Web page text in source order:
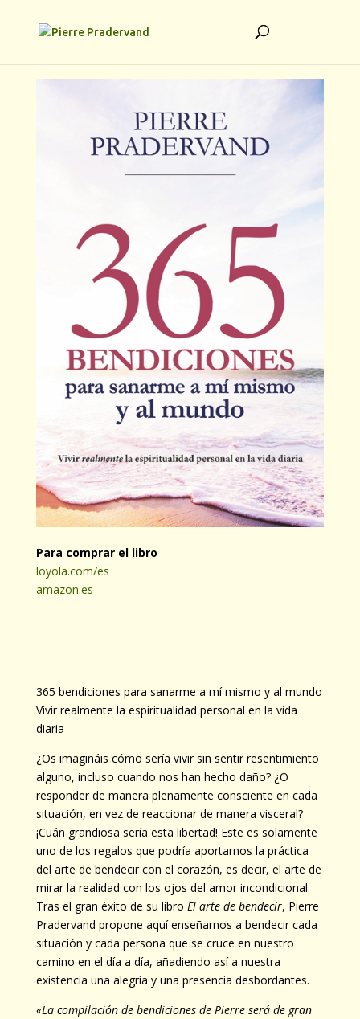
Para comprar el libro
loyola.com/es
amazon.es
365 bendiciones para sanarme a mí mismo y al mundo
Vivir realmente la espiritualidad personal en la vida
diaria
¿Os imagináis cómo sería vivir sin sentir resentimiento
alguno, incluso cuando nos han hecho daño? ¿O
responder de manera plenamente consciente en cada
situación, en vez de reaccionar de manera visceral?
¡Cuán grandiosa sería esta libertad! Este es solamente
uno de los regalos que podría aportarnos la práctica
del arte de bendecir con el corazón, es decir, el arte de
mirar la realidad con los ojos del amor incondicional.
Tras el gran éxito de su libro El arte de bendecir, Pierre
Pradervand propone aquí enseñarnos a bendecir cada
situación y cada persona que se cruce en nuestro
camino en el día a día, añadiendo así a nuestra
existencia una alegría y una presencia desbordantes.
«La compilación de bendiciones de Pierre será de gran